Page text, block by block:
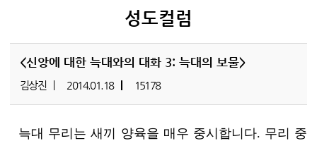
성도컬럼
<신앙에 대한 늑대와의 대화 3: 늑대의 보물>
김상진 2014.01.18 15178
늑대 무리는 새끼 양육을 매우 중시합니다. 무리 중